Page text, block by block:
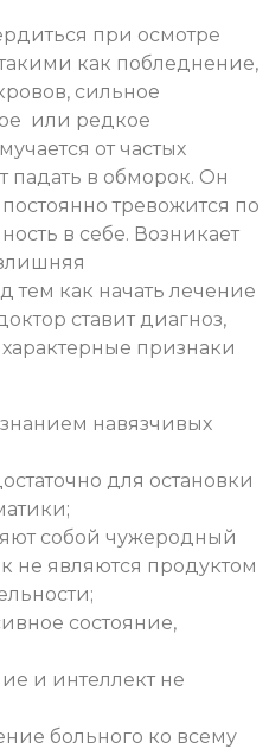
при осмотре
как побледнение,
сильное
или редкое
от частых
падать в обморок. Он
тревожится по
в себе. Возникает
тем как начать лечение
ставит диагноз,
признаки
навязчивых
для остановки
собой чужеродный
не являются продуктом
состояние,
и интеллект не
больного ко всему